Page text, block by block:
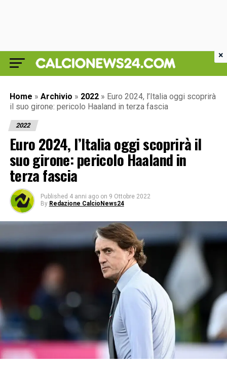
Home » Archivio » 2022 » Euro 2024, l’Italia oggi scoprirà
il suo girone: pericolo Haaland in terza fascia
2022
Euro 2024, l’Italia oggi scoprirà il
suo girone: pericolo Haaland in
terza fascia
Published 4 anni ago on 9 Ottobre 2022
By Redazione CalcioNews24
×